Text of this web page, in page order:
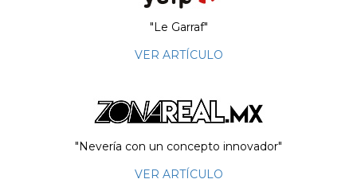
"Le Garraf"
VER ARTÍCULO
"Nevería con un concepto innovador"
VER ARTÍCULO